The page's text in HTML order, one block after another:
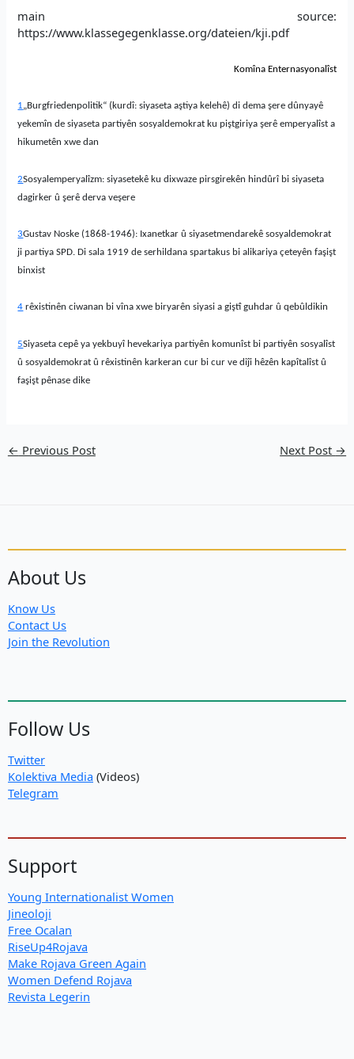
main source:
https://www.klassegegenklasse.org/dateien/kji.pdf
Komîna Enternasyonalîst
1„Burgfriedenpolitik“ (kurdî: siyaseta aştiya kelehê)di demaşere dûnyayê
yekemîn de siyaseta partiyên sosyaldemokrat ku piştgiriyaşerê emperyalîst a
hikumetên xwe dan
2Sosyalemperyalîzm: siyasetekê ku dixwaze pirsgirekên hindûrî bi siyaseta
dagirker ûşerê derva veşere
3Gustav Noske (1868-1946): Ixanetkar û siyasetmendarekê sosyaldemokrat
ji partiya SPD. Di sala 1919 de serhildana spartakus bi alikariyaçeteyên faşişt
binxist
4 rêxistinên ciwanan bi vîna xwe biryarên siyasi a giştî guhdar û qebûldikin
5Siyaseta cepê ya yekbuyî hevekariya partiyên komunîst bi partiyên sosyalîst
û sosyaldemokrat û rêxistinên karkeran cur bi cur ve diĵi hêzên kapîtalîst û
faşiştpênase dike
← Previous Post Next Post →
About Us
Know Us
Contact Us
Join the Revolution
Follow Us
Twitter
Kolektiva Media (Videos)
Telegram
Support
Young Internationalist Women
Jineoloji
Free Ocalan
RiseUp4Rojava
Make Rojava Green Again
Women Defend Rojava
Revista Legerin